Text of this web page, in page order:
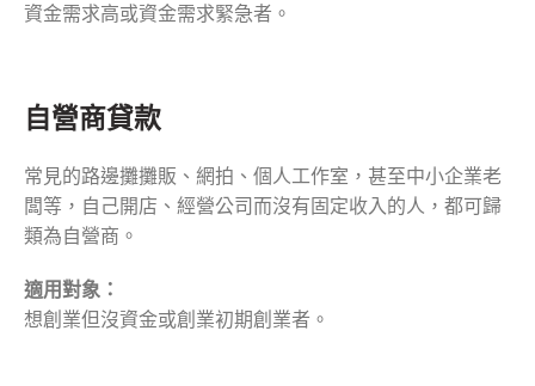
資金需求高或資金需求緊急者。
自營商貸款
常見的路邊攤攤販、網拍、個人工作室，甚至中小企業老
闆等，自己開店、經營公司而沒有固定收入的人，都可歸
類為自營商。
適用對象：
想創業但沒資金或創業初期創業者。